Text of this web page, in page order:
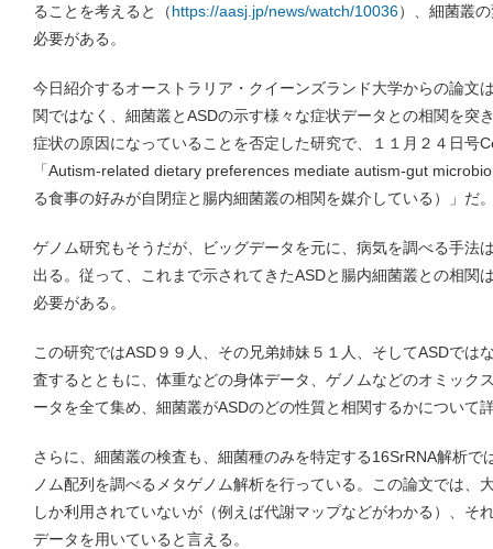
ることを考えると（https://aasj.jp/news/watch/10036）、細菌叢
必要がある。
今日紹介するオーストラリア・クイーンズランド大学からの論文
関ではなく、細菌叢とASDの示す様々な症状データとの相関を突
症状の原因になっていることを否定した研究で、１１月２４日号
「Autism-related dietary preferences mediate autism-gut
る食事の好みが自閉症と腸内細菌叢の相関を媒介している）」だ
ゲノム研究もそうだが、ビッグデータを元に、病気を調べる手法
出る。従って、これまで示されてきたASDと腸内細菌叢との相関
必要がある。
この研究ではASD９９人、その兄弟姉妹５１人、そしてASDでは
査するとともに、体重などの身体データ、ゲノムなどのオミック
ータを全て集め、細菌叢がASDのどの性質と相関するかについて
さらに、細菌叢の検査も、細菌種のみを特定する16SrRNA解析で
ノム配列を調べるメタゲノム解析を行っている。この論文では、
しか利用されていないが（例えば代謝マップなどがわかる）、そ
データを用いていると言える。